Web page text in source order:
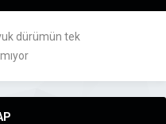
dürümün tek